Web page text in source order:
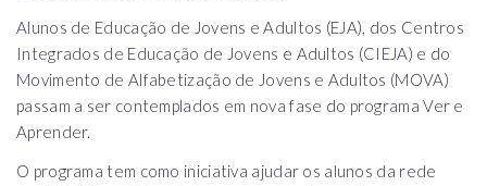
Alunos de Educação de Jovens e Adultos (EJA), dos Centros
Integrados de Educação de Jovens e Adultos (CIEJA) e do
Movimento de Alfabetização de Jovens e Adultos (MOVA)
passam a ser contemplados em nova fase do programa Ver e
Aprender.
O programa tem como iniciativa ajudar os alunos da rede